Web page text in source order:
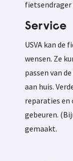
fietsendrager
Service
USVA kan de
wensen. Ze
passen van
aan huis.
reparaties en
gebeuren.
gemaakt.